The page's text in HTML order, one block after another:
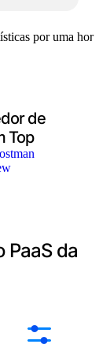
de
Top
PaaS da